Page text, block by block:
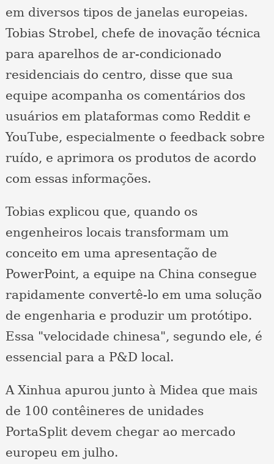
em diversos tipos de janelas europeias.
Tobias Strobel, chefe de inovação técnica
para aparelhos de ar-condicionado
residenciais do centro, disse que sua
equipe acompanha os comentários dos
usuários em plataformas como Reddit e
YouTube, especialmente o feedback sobre
ruído, e aprimora os produtos de acordo
com essas informações.
Tobias explicou que, quando os
engenheiros locais transformam um
conceito em uma apresentação de
PowerPoint, a equipe na China consegue
rapidamente convertê-lo em uma solução
de engenharia e produzir um protótipo.
Essa "velocidade chinesa", segundo ele, é
essencial para a P&D local.
A Xinhua apurou junto à Midea que mais
de 100 contêineres de unidades
PortaSplit devem chegar ao mercado
europeu em julho.